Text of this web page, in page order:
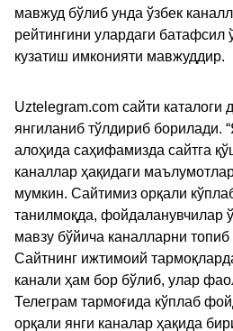
мавжуд бўлиб унда ўзбек
рейтингини улардаги батафсил
кузатиш имконияти мавжуддир.
Uztelegram.com сайти
янгиланиб тўлдириб борилади.
алоҳида саҳифамизда сайтга
каналлар ҳақидаги
мумкин. Сайтимиз орқали
танилмоқда, фойдаланувчилар
мавзу бўйича каналларни
Сайтнинг ижтимоий
канали ҳам бор бўлиб, улар
Телеграм тармоғида кўплаб
орқали янги каналар ҳақида